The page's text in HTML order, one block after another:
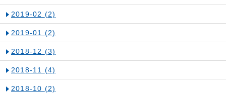
2019-02 (2)
2019-01 (2)
2018-12 (3)
2018-11 (4)
2018-10 (2)